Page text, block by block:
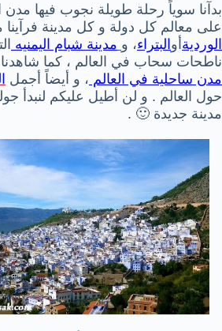
بدآنا سوياً رحلة طويلة نجوب فيها مدن
على معالم كل دولة و كل مدينة
الورديةأوالبتراء، و مدينة شبام اليمنيه
ناطحات سحاب في العالم ، كما
مدن ساحلية في العالم ، و أيضاً أجمل
حول العالم . و لن أطيل عليكم لنبدأ
مدينة جديدة 🙂 .